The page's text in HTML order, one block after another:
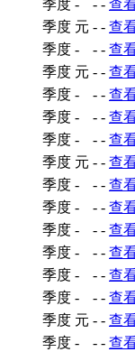
季度 - - - 查
季度 元 - - 查
季度 - - - 查
季度 元 - - 查
季度 - - - 查
季度 - - - 查
季度 - - - 查
季度 元 - - 查
季度 - - - 查
季度 - - - 查
季度 - - - 查
季度 - - - 查
季度 - - - 查
季度 - - - 查
季度 元 - - 查
季度 - - - 查